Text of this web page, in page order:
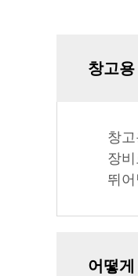
창고
창
장
뛰
어떻